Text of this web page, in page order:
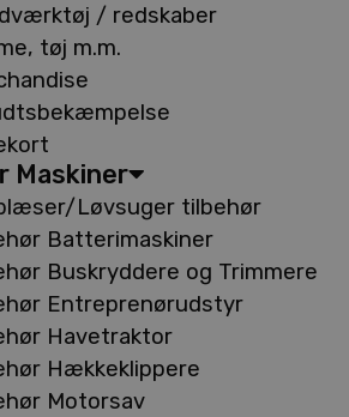
/ redskaber
tøj m.m.
Maskiner
Løvsuger tilbehør
Batterimaskiner
Buskryddere og Trimmere
Entreprenørudstyr
Havetraktor
Hækkeklippere
Motorsav